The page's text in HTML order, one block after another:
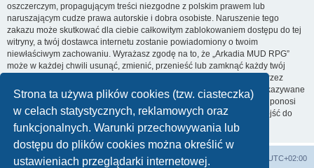
Strona ta używa plików cookies (tzw. ciasteczka)
w celach statystycznych, reklamowych oraz
funkcjonalnych. Warunki przechowywania lub
dostępu do plików cookies można określić w
ustawieniach przeglądarki internetowej.
oszczerczym, propagującym treści niezgodne z polskim prawem lub
naruszającym cudze prawa autorskie i dobra osobiste. Naruszenie tego
zakazu może skutkować dla ciebie całkowitym zablokowaniem dostępu do tej
witryny, a twój dostawca internetu zostanie powiadomiony o twoim
niewłaściwym zachowaniu. Wyrażasz zgodę na to, że „Arkadia MUD RPG”
może w każdej chwili usunąć, zmienić, przenieść lub zamknąć każdy twój
temat, post. Wyrażasz zgodę na zapisywanie wszystkich podanych przez
ciebie informacji w naszej bazie danych. Informacje te nie będą przekazywane
nikomu bez twojej zgody, ale ani „Arkadia MUD RPG”, ani phpBB nie ponosi
odpowiedzialności za włamania do witryny, podczas których może dojść do
kradzieży danych.
arkadia.rpg.pl Forum UTC+02:00